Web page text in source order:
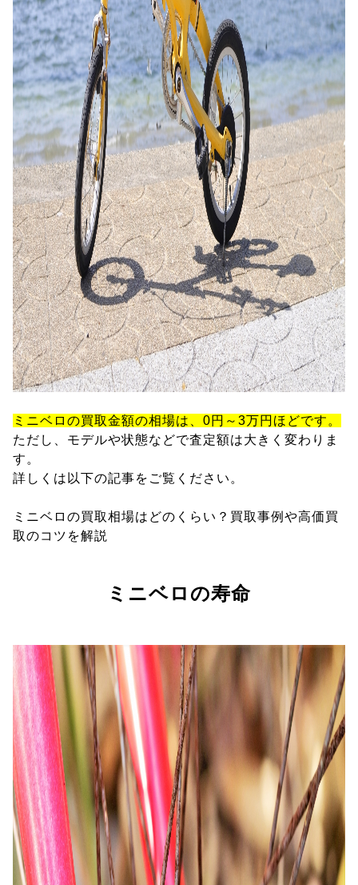
ミニベロの買取金額の相場は、0円～3万円ほどです。
ただし、モデルや状態などで査定額は大きく変わりま
す。
詳しくは以下の記事をご覧ください。
ミニベロの買取相場はどのくらい？買取事例や高価買
取のコツを解説
ミニベロの寿命